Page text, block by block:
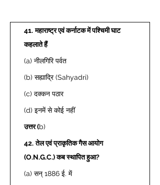
41. महाराष्ट्र एवं कर्नाटक में पश्चिमी घाट
कहलाते हैं
(a) नीलगिरि पर्वत
(b) सह्याद्रि (Sahyadri)
(c) दक्कन पठार
(d) इनमें से कोई नहीं
उत्तर (b)
42. तेल एवं प्राकृतिक गैस आयोग
(O.N.G.C.) कब स्थापित हुआ?
(a) सन् 1886 ई. में